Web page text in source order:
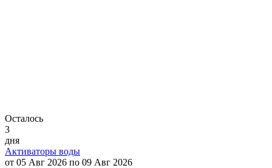
Осталось
3
дня
Активаторы воды
от 05 Авг 2026 по 09 Авг 2026